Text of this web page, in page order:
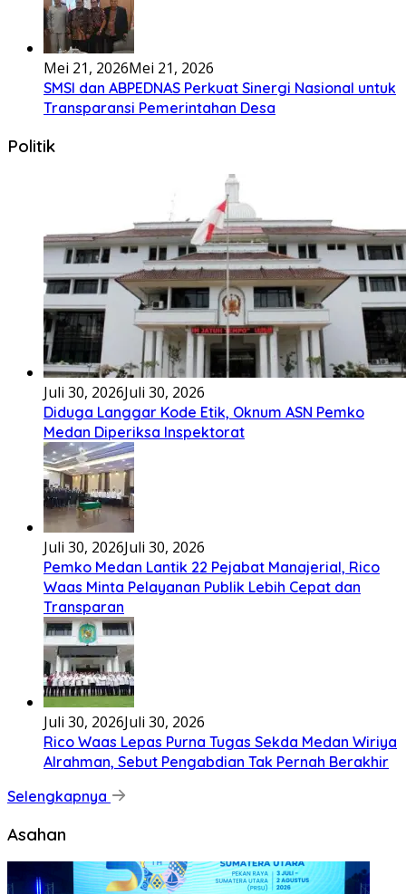
Kala Ku Seorang Diri Hanya Berteman Sepi Dan Angin
MalamKu Coba MerenungiTentang
Juli 2, 2026Juli 2, 2026
Di Hadapan Presiden Prabowo, Kapolda Sumut
Terima Tanda Kehormatan Nugraha Sakanti pada
Hari Bhayangkara ke-80
Mei 26, 2026Mei 26, 2026
Sumut Terima Pengembalian TKD Terbesar Pasca
Bencana 2025, Tito Karnavian Apresiasi Hibah
Rp260 Miliar
Mei 21, 2026
Transparansi Pemerintahan Desa